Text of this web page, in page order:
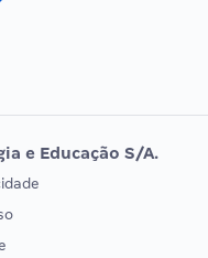
DE ORDEM
e Educação S/A.